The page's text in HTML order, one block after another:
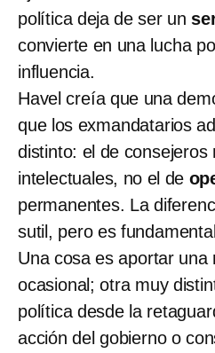
política deja de ser un
convierte en una lucha
influencia.
Havel creía que una
que los exmandatarios
distinto: el de consejeros
intelectuales, no el de
permanentes. La
sutil, pero es
Una cosa es aportar una
ocasional; otra muy
política desde la
acción del gobierno o